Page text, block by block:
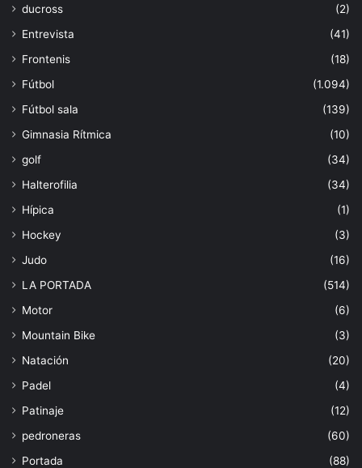
ducross
(2)
Entrevista
(41)
Frontenis
(18)
Fútbol
(1.094)
Fútbol sala
(139)
Gimnasia Rítmica
(10)
golf
(34)
Halterofilia
(34)
Hípica
(1)
Hockey
(3)
Judo
(16)
LA PORTADA
(514)
Motor
(6)
Mountain Bike
(3)
Natación
(20)
Padel
(4)
Patinaje
(12)
pedroneras
(60)
Portada
(88)